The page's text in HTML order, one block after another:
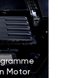
Motor